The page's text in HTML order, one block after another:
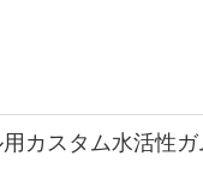
カスタム水活性